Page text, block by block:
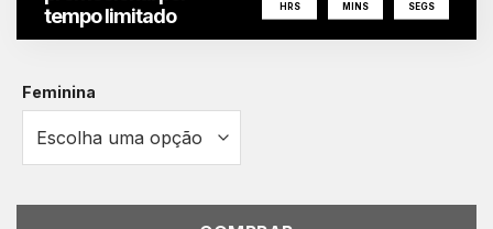
tempo limitado
HRS MINS SEGS
Feminina